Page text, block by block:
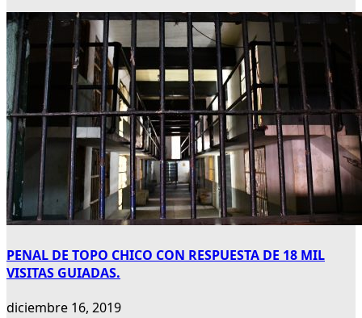
PENAL DE TOPO CHICO CON RESPUESTA DE 18 MIL
VISITAS GUIADAS.
diciembre 16, 2019